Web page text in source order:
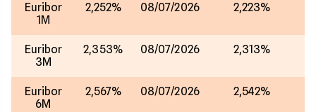
Euribor
1M
2,252% 08/07/2026 2,223%
Euribor
3M
2,353% 08/07/2026 2,313%
Euribor
6M
2,567% 08/07/2026 2,542%